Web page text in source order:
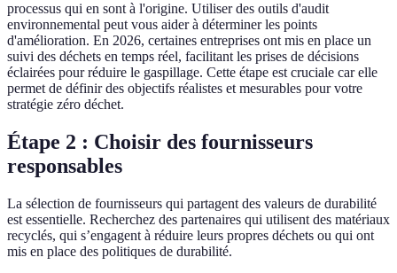
processus qui en sont à l'origine. Utiliser des outils d'audit
environnemental peut vous aider à déterminer les points
d'amélioration. En 2026, certaines entreprises ont mis en place un
suivi des déchets en temps réel, facilitant les prises de décisions
éclairées pour réduire le gaspillage. Cette étape est cruciale car elle
permet de définir des objectifs réalistes et mesurables pour votre
stratégie zéro déchet.
Étape 2 : Choisir des fournisseurs
responsables
La sélection de fournisseurs qui partagent des valeurs de durabilité
est essentielle. Recherchez des partenaires qui utilisent des matériaux
recyclés, qui s’engagent à réduire leurs propres déchets ou qui ont
mis en place des politiques de durabilité.